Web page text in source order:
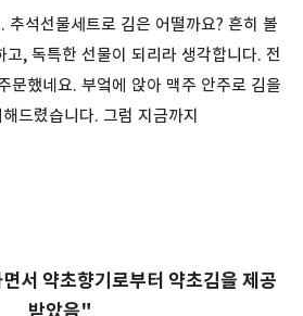
추석선물세트로 김은 어떨까요? 흔히 볼
고, 독특한 선물이 되리라 생각합니다. 전
문했네요. 부엌에 앉아 맥주 안주로 김을
드렸습니다. 그럼 지금까지
서 약초향기로부터 약초김을 제공
받았음"